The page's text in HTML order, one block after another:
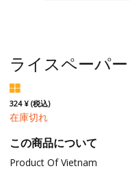
ライスペーパー
324 ¥ (税込)
在庫切れ
この商品について
Product Of Vietnam